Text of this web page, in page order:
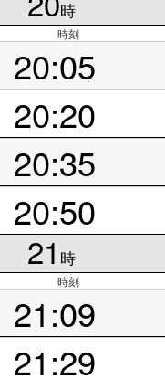
時
時刻
20:05
20:20
20:35
20:50
21 時
時刻
21:09
21:29